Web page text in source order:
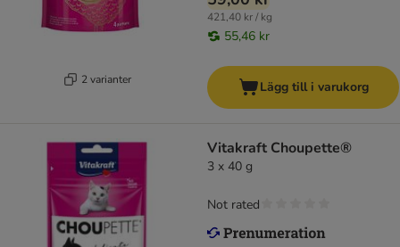
2 varianter
421,40 kr / kg
55,46 kr
Lägg till i varukorg
Vitakraft Choupette®
3 x 40 g
Not rated